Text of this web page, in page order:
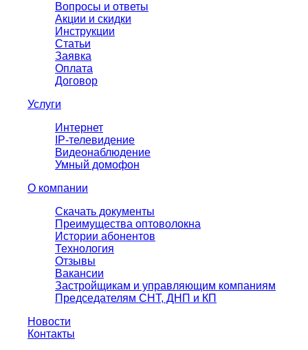
Вопросы и ответы
Акции и скидки
Инструкции
Статьи
Заявка
Оплата
Договор
Услуги
Интернет
IP-телевидение
Видеонаблюдение
Умный домофон
О компании
Скачать документы
Преимущества оптоволокна
Истории абонентов
Технология
Отзывы
Вакансии
Застройщикам и управляющим компаниям
Председателям СНТ, ДНП и КП
Новости
Контакты